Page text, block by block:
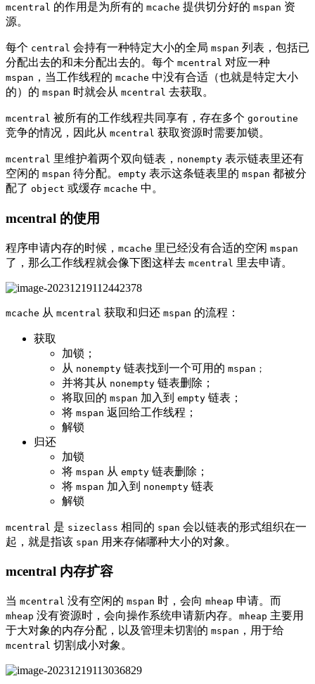
mcentral 的作用是为所有的 mcache 提供切分好的 mspan 资
源。
每个 central 会持有一种特定大小的全局 mspan 列表，包括已
分配出去的和未分配出去的。每个 mcentral 对应一种
mspan ，当工作线程的 mcache 中没有合适（也就是特定大小
的）的 mspan 时就会从 mcentral 去获取。
mcentral 被所有的工作线程共同享有，存在多个 goroutine
竞争的情况，因此从 mcentral 获取资源时需要加锁。
mcentral 里维护着两个双向链表， nonempty 表示链表里还有
空闲的 mspan 待分配。 empty 表示这条链表里的 mspan 都被分
配了 object 或缓存 mcache 中。
mcentral 的使用
程序申请内存的时候， mcache 里已经没有合适的空闲 mspan
了，那么工作线程就会像下图这样去 mcentral 里去申请。
mcache 从 mcentral 获取和归还 mspan 的流程：
获取
加锁；
从 nonempty 链表找到一个可用的 mspan；
并将其从 nonempty 链表删除；
将取回的 mspan 加入到 empty 链表；
将 mspan 返回给工作线程；
解锁
归还
加锁
将 mspan 从 empty 链表删除；
将 mspan 加入到 nonempty 链表
解锁
mcentral 是 sizeclass 相同的 span 会以链表的形式组织在一
起，就是指该 span 用来存储哪种大小的对象。
mcentral 内存扩容
当 mcentral 没有空闲的 mspan 时，会向 mheap 申请。而
mheap 没有资源时，会向操作系统申请新内存。 mheap 主要用
于大对象的内存分配，以及管理未切割的 mspan ，用于给
mcentral 切割成小对象。